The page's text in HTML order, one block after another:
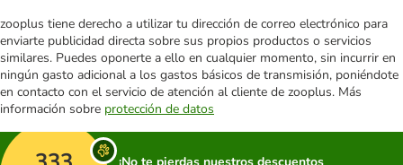
zooplus tiene derecho a utilizar tu dirección de correo electrónico para
enviarte publicidad directa sobre sus propios productos o servicios
similares. Puedes oponerte a ello en cualquier momento, sin incurrir en
ningún gasto adicional a los gastos básicos de transmisión, poniéndote
en contacto con el servicio de atención al cliente de zooplus. Más
información sobre protección de datos